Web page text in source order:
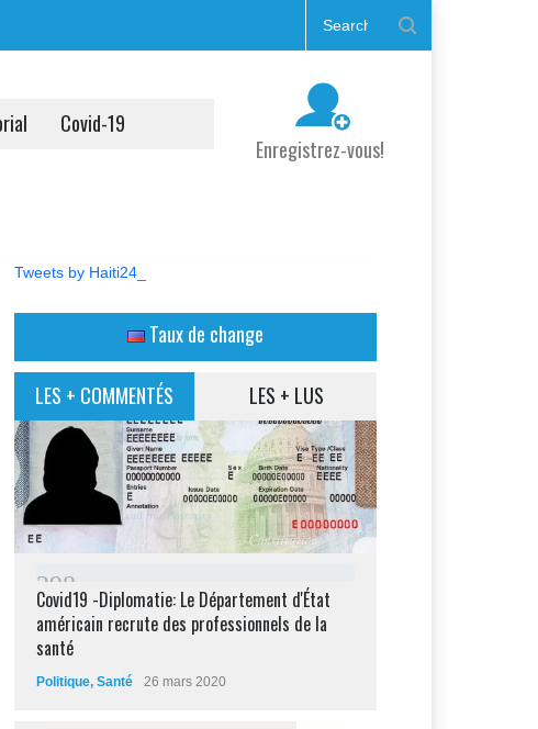
Covid-19
Enregistrez-vous!
Tweets by Haiti24_
Taux de change
LES + COMMENTÉS LES + LUS
298
Covid19 -Diplomatie: Le Département d'État
américain recrute des professionnels de la
santé
Politique, Santé 26 mars 2020